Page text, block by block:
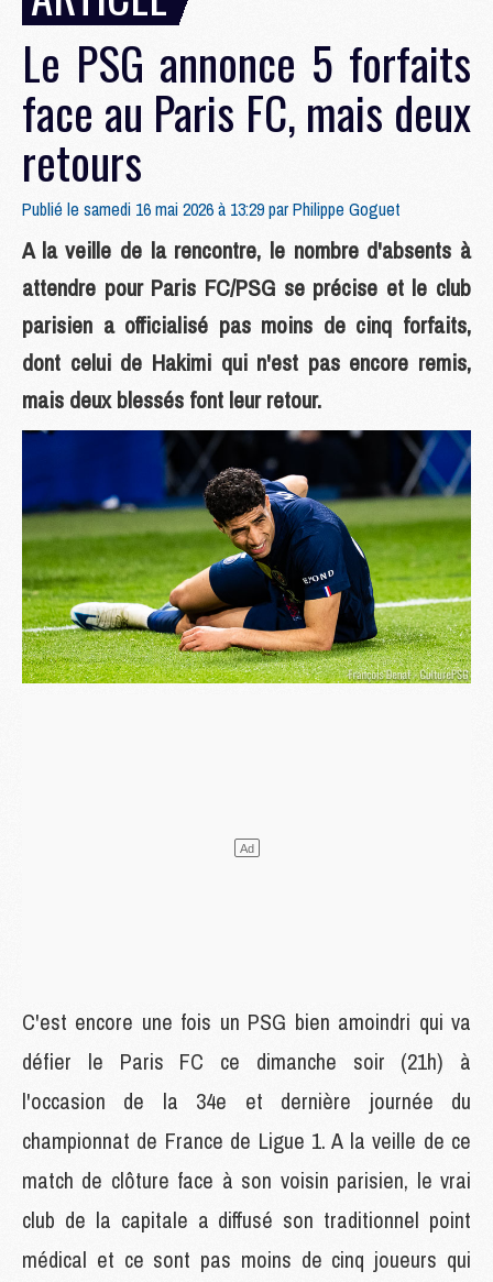
Le PSG annonce 5 forfaits
face au Paris FC, mais deux
retours
Publié le samedi 16 mai 2026 à 13:29 parPhilippe Goguet
A la veille de la rencontre, le nombre d'absents à
attendre pour Paris FC/PSG se précise et le club
parisien a officialisé pas moins de cinq forfaits,
dont celui de Hakimi qui n'est pas encore remis,
mais deux blessés font leur retour.
C'est encore une fois un PSG bien amoindri qui va
défier le Paris FC ce dimanche soir (21h) à
l'occasion de la 34e et dernière journée du
championnat de France de Ligue 1. A la veille de ce
match de clôture face à son voisin parisien, le vrai
club de la capitale a diffusé son traditionnel point
médical et ce sont pas moins de cinq joueurs qui